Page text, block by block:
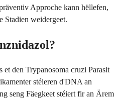
Approche kann hëllefen,
Stadien weidergeet.
den Trypanosoma cruzi Parasit
stéieren d'DNA an
seng Fäegkeet stéiert fir an Ärem